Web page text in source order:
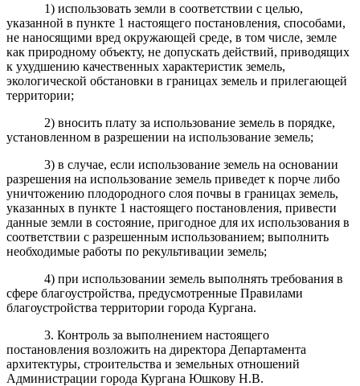
1) использовать земли в соответствии с целью,
указанной в пункте 1 настоящего постановления, способами,
не наносящими вред окружающей среде, в том числе, земле
как природному объекту, не допускать действий, приводящих
к ухудшению качественных характеристик земель,
экологической обстановки в границах земель и прилегающей
территории;
2) вносить плату за использование земель в порядке,
установленном в разрешении на использование земель;
3) в случае, если использование земель на основании
разрешения на использование земель приведет к порче либо
уничтожению плодородного слоя почвы в границах земель,
указанных в пункте 1 настоящего постановления, привести
данные земли в состояние, пригодное для их использования в
соответствии с разрешенным использованием; выполнить
необходимые работы по рекультивации земель;
4) при использовании земель выполнять требования в
сфере благоустройства, предусмотренные Правилами
благоустройства территории города Кургана.
3. Контроль за выполнением настоящего
постановления возложить на директора Департамента
архитектуры, строительства и земельных отношений
Администрации города Кургана Юшкову Н.В.